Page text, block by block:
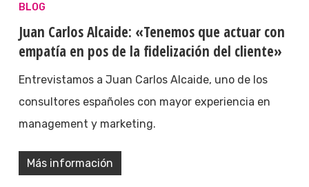
BLOG
Juan Carlos Alcaide: «Tenemos que actuar con
empatía en pos de la fidelización del cliente»
Entrevistamos a Juan Carlos Alcaide, uno de los
consultores españoles con mayor experiencia en
management y marketing.
Más información